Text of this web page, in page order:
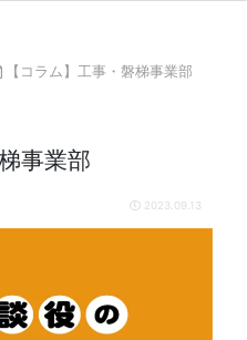
【コラム】工事・磐梯事業部
事業部
2023.09.13